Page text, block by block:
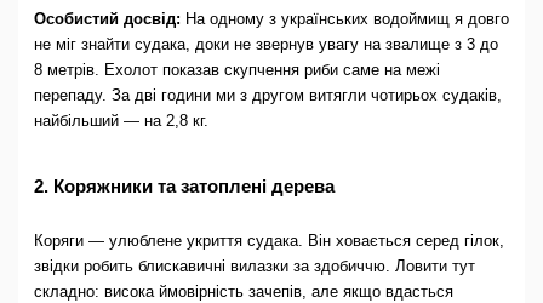
Особистий досвід: На одному з українських водоймищ я довго
не міг знайти судака, доки не звернув увагу на звалище з 3 до
8 метрів. Ехолот показав скупчення риби саме на межі
перепаду. За дві години ми з другом витягли чотирьох судаків,
найбільший — на 2,8 кг.
2. Коряжники та затоплені дерева
Коряги — улюблене укриття судака. Він ховається серед гілок,
звідки робить блискавичні вилазки за здобиччю. Ловити тут
складно: висока ймовірність зачепів, але якщо вдасться